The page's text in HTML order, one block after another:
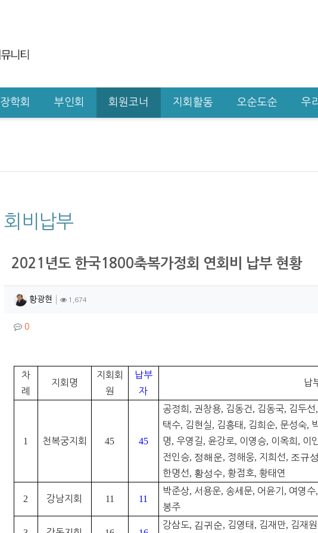
장학회 부인회 회원코너 지회활동 오순도순 우
회비납부
2021년도 한국1800축복가정회 연회비 납부 현황
작성자 정보
황광현 작성1,674
컨텐츠 정보
0댓글
본문
차
례
지회명
지회회
원
납부
자
납
1 천복궁지회 45 45
공정희 , 권창용, 김동건, 김동국, 김두선,
택수, 김현실, 김흥태 , 김희순, 문성숙,
명, 우영길, 윤강로, 이영승, 이옥희 , 이
전인승, 정해운, 정해웅, 지희선, 조규성
한명선, 황성수,황점호,황태연
2 강남지회 11 11
박준상, 서용운, 송세문, 어윤기 , 여영수,
봉주
강삼도, 김귀순, 김영태 , 김재만, 김재원